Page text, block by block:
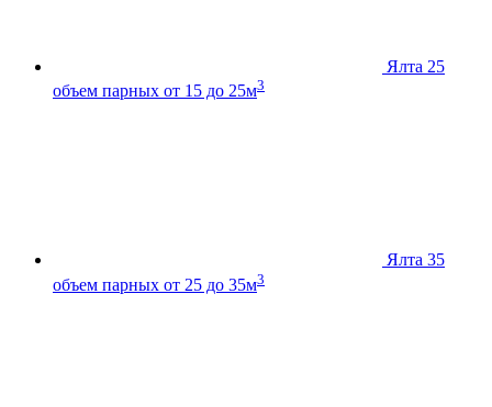
Ялта 25
объем парных от 15 до 25м3
Ялта 35
объем парных от 25 до 35м3